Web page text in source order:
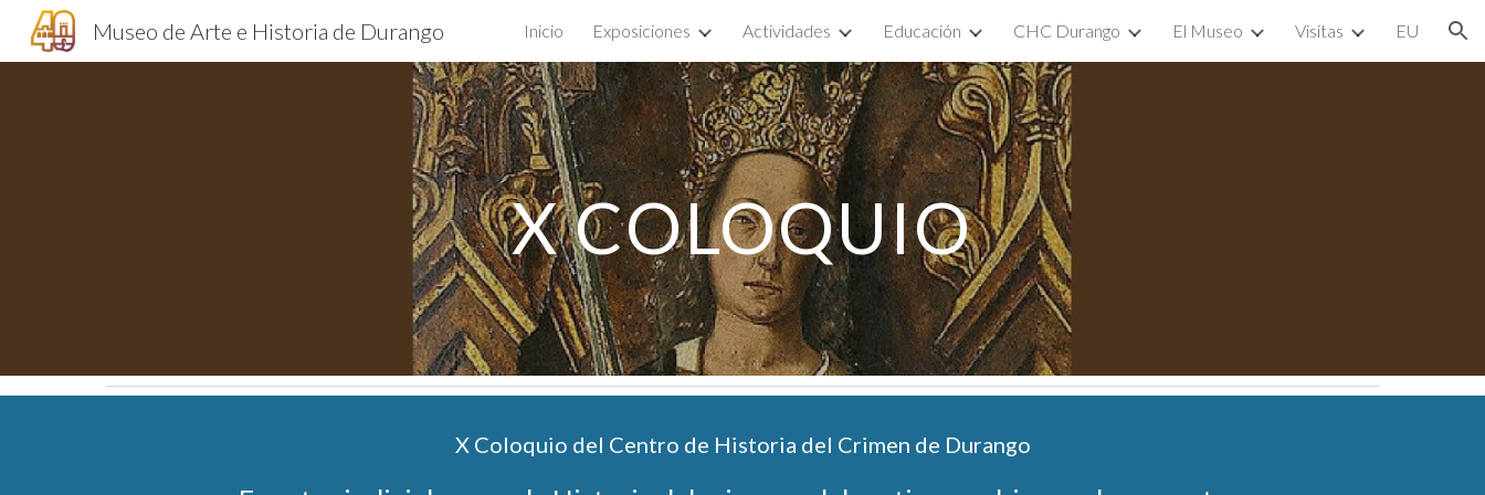
Skip to main content Skip to navigation
Museo de Arte e Historia de Durango Inicio Exposiciones Actividades Educación CHC Durango El Museo Visitas EU
X COLOQUIO
X Coloquio del Centro de Historia del Crimen de Durango